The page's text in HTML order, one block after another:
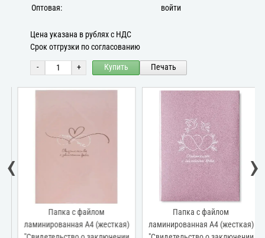
Оптовая:
войти
Цена указана в рублях с НДС
Срок отгрузки по согласованию
- + Купить Печать
Папка с файлом
ламинированная А4 (жесткая)
Папка с файлом
ламинированная А4 (жесткая)
‹ ›